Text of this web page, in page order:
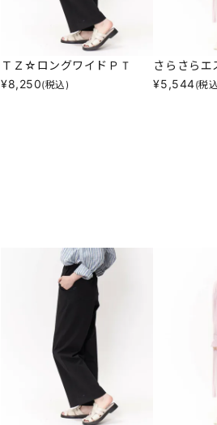
ＴＺ☆ロングワイドＰＴ
¥8,250(税込)
さらさらエ
¥5,544(税